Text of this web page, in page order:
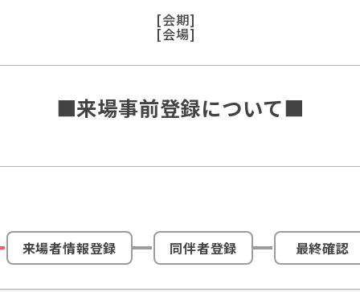
[会期]
[会場]
■来場事前登録について■
来場者情報登録 同伴者登録 最終確認